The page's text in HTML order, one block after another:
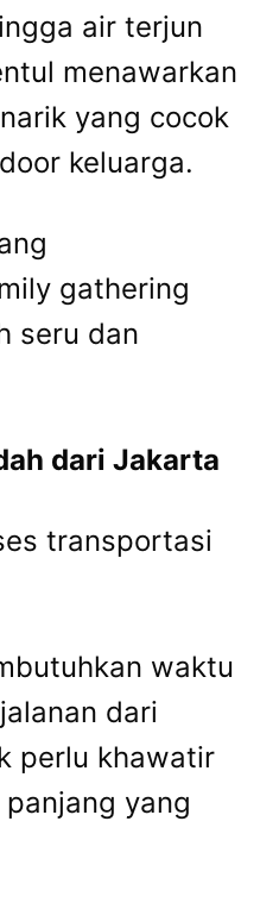
air terjun
menawarkan
yang cocok
keluarga.
gathering
seru dan
dari Jakarta
transportasi
waktu
dari
perlu khawatir
yang